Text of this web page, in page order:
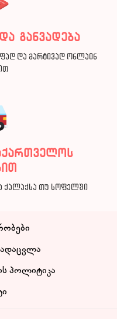
განვადება
და მარტივად ონლაინ
ქალაქსა თუ სოფელში
პოლიტიკა